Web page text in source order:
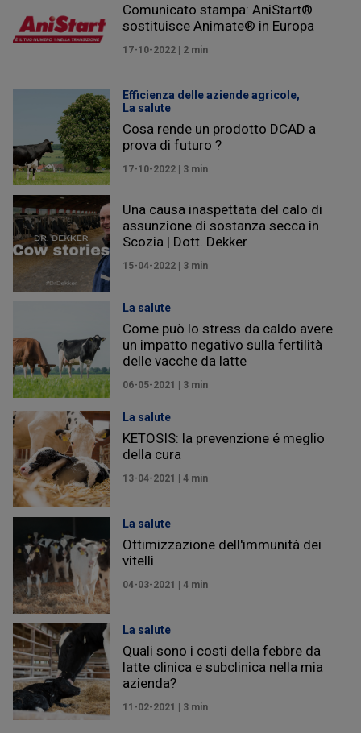
Comunicato stampa: AniStart®
sostituisce Animate® in Europa
17-10-2022 | 2 min
Efficienza delle aziende agricole,
La salute
Cosa rende un prodotto DCAD a
prova di futuro ?
17-10-2022 | 3 min
Una causa inaspettata del calo di
assunzione di sostanza secca in
Scozia | Dott. Dekker
15-04-2022 | 3 min
La salute
Come può lo stress da caldo avere
un impatto negativo sulla fertilità
delle vacche da latte
06-05-2021 | 3 min
La salute
KETOSIS: la prevenzione é meglio
della cura
13-04-2021 | 4 min
La salute
Ottimizzazione dell'immunità dei
vitelli
04-03-2021 | 4 min
La salute
Quali sono i costi della febbre da
latte clinica e subclinica nella mia
azienda?
11-02-2021 | 3 min